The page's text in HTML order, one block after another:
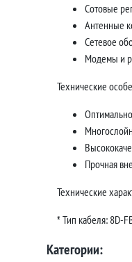
Сотовые
Антенные
Сетевое
Модемы и
Технические
Прочная
Технические
* Тип кабеля: 8D-
Категории: